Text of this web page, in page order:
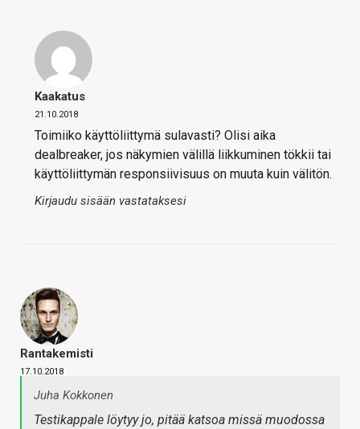
Kaakatus
21.10.2018
Toimiiko käyttöliittymä sulavasti? Olisi aika
dealbreaker, jos näkymien välillä liikkuminen tökkii tai
käyttöliittymän responsiivisuus on muuta kuin välitön.
Kirjaudu sisään vastataksesi
Rantakemisti
17.10.2018
Juha Kokkonen
Testikappale löytyy jo, pitää katsoa missä muodossa